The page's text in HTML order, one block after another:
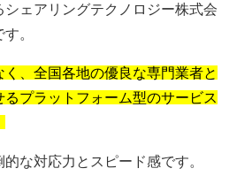
ェアリングテクノロジー株式会
。
、全国各地の優良な専門業者と
プラットフォーム型のサービス
な対応力とスピード感です。